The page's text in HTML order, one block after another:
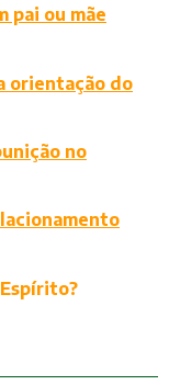
pai ou mãe
orientação do
no